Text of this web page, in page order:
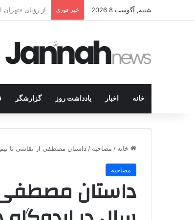
شنبه, آگوست 8 2026 خبر فوری پژاک در پیچ
خانه اخبار یادداشت روز گزارشگر
خانه / مصاحبه / داستان مصطفی از نقاشی تا تیم ترور: ۳٫۵ سال در
مصاحبه